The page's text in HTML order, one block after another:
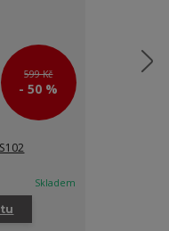
599 Kč
- 50 %
Skladem